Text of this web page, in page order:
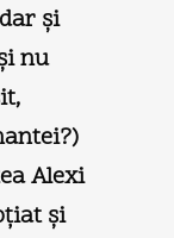
şi
nu
Alexi
şi